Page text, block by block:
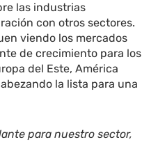
las industrias
con otros sectores.
viendo los mercados
de crecimiento para los
del Este, América
la lista para una
para nuestro sector,